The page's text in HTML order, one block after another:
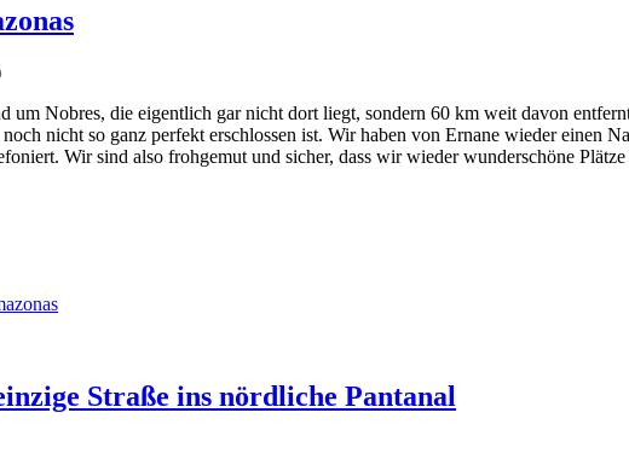
um Nobres, die eigentlich gar nicht dort liegt, sondern 60 km weit davon
nicht so ganz perfekt erschlossen ist. Wir haben von Ernane wieder einen
Wir sind also frohgemut und sicher, dass wir wieder wunderschöne
Straße ins nördliche Pantanal